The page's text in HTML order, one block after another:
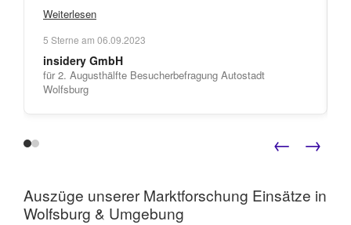
automatisiert und funktioniert reibungslos. Sollte man
jederzeit jemand entweder telefonisch oder per Mail
zu erreichen! Ich kann inStaff aufgrund meiner
bisherigen Erfahrungen nur weiterempfehlen.
Weiterlesen
5 Sterne am 06.09.2023
insidery GmbH
für 2. Augusthälfte Besucherbefragung Autostadt
Wolfsburg
← →
Auszüge unserer Marktforschung Einsätze in
Wolfsburg & Umgebung